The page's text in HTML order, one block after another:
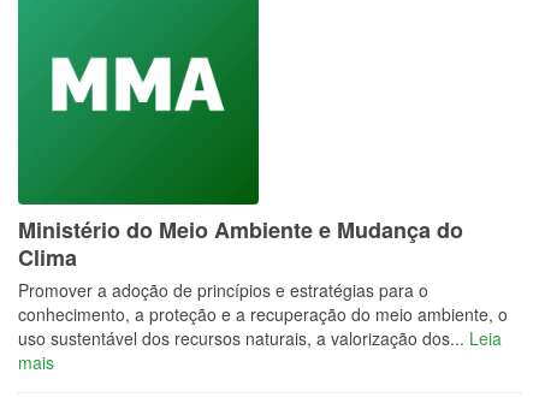
Ministério do Meio Ambiente e Mudança do
Clima
Promover a adoção de princípios e estratégias para o
conhecimento, a proteção e a recuperação do meio ambiente, o
uso sustentável dos recursos naturais, a valorização dos... Leia
mais